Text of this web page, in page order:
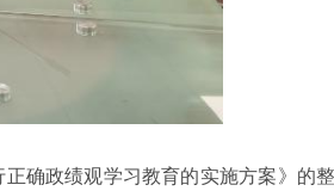
确政绩观学习教育的实施方案》的整